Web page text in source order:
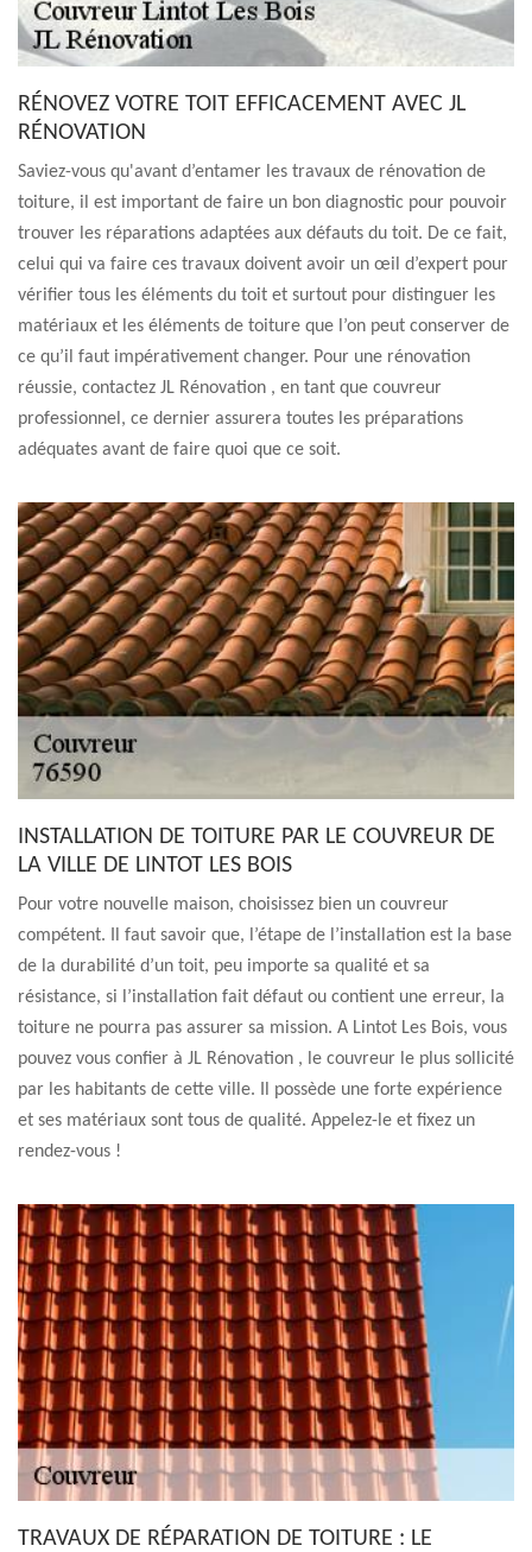
RÉNOVEZ VOTRE TOIT EFFICACEMENT AVEC JL
RÉNOVATION
Saviez-vous qu'avant d’entamer les travaux de rénovation de
toiture, il est important de faire un bon diagnostic pour pouvoir
trouver les réparations adaptées aux défauts du toit. De ce fait,
celui qui va faire ces travaux doivent avoir un œil d’expert pour
vérifier tous les éléments du toit et surtout pour distinguer les
matériaux et les éléments de toiture que l’on peut conserver de
ce qu’il faut impérativement changer. Pour une rénovation
réussie, contactez JL Rénovation , en tant que couvreur
professionnel, ce dernier assurera toutes les préparations
adéquates avant de faire quoi que ce soit.
INSTALLATION DE TOITURE PAR LE COUVREUR DE
LA VILLE DE LINTOT LES BOIS
Pour votre nouvelle maison, choisissez bien un couvreur
compétent. Il faut savoir que, l’étape de l’installation est la base
de la durabilité d’un toit, peu importe sa qualité et sa
résistance, si l’installation fait défaut ou contient une erreur, la
toiture ne pourra pas assurer sa mission. A Lintot Les Bois, vous
pouvez vous confier à JL Rénovation , le couvreur le plus sollicité
par les habitants de cette ville. Il possède une forte expérience
et ses matériaux sont tous de qualité. Appelez-le et fixez un
rendez-vous !
TRAVAUX DE RÉPARATION DE TOITURE : LE